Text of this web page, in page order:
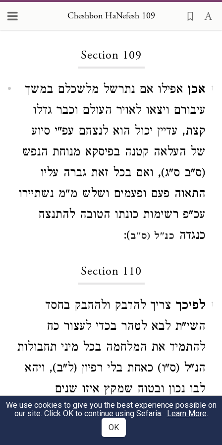
Cheshbon HaNefesh 109
Section 109
1 אכן אפילו אם נתרשל מלשכלם במשך
עיבורם ויצאו לאויר העולם וכבר גדלו
קצת, עדיין יכול הוא לנצחם עפ"י סיוע
של העלאה קטנה בפיסקא מנוחת הנפש
(ס"ב ס"ג), ואם בכל זאת גברה עליו
התאוה פעם ופעמים ושלש מ"מ נשתיירו
עכ"פ רשימות כונתו הטובה להתנצח
כנגדה כנ"ל (ס"ב):
Section 110
1 לפיכך צריך להדבק ולהחבק בחסד
השי"ת לבא לטהר בכדי לעצור כח
להתמיד את המלחמה בכל מיני תחבולות
הנ"ל (ס"ו) כאחת בלי רפיון (ל"ב), ויהא
לבו נכון ובטוח שמקץ איזו שנים
מועטות יזכה להעלות ארוכה למחלתו,
לברכו ולהיטיב אחריתו:
We use cookies to give you the best experience possible on
our site. Click OK to continue using Sefaria. Learn More.
OK